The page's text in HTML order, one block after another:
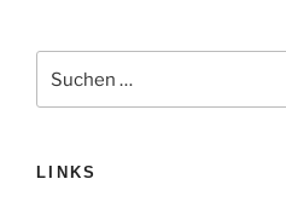
nach:
LINKS